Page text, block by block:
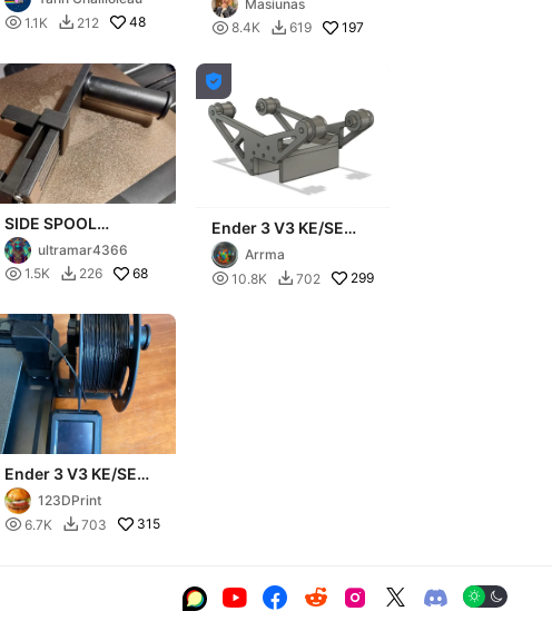
ENDER 3 V3 SE / KE
 1.1K  212 48
Masiunas
 8.4K  619 197
SIDE SPOOL
HOLDER ENDER 3
V3 KEultramar4366
 1.5K  226 68

Ender 3 V3 KE/SE
Top Spool Holder
Arrma
 10.8K  702 299
Ender 3 V3 KE/SE
Side Spool Holder
123DPrint
 6.7K  703 315
     